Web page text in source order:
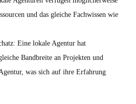
und das gleiche Fachwissen wie
Eine lokale Agentur hat
Bandbreite an Projekten und
was sich auf ihre Erfahrung